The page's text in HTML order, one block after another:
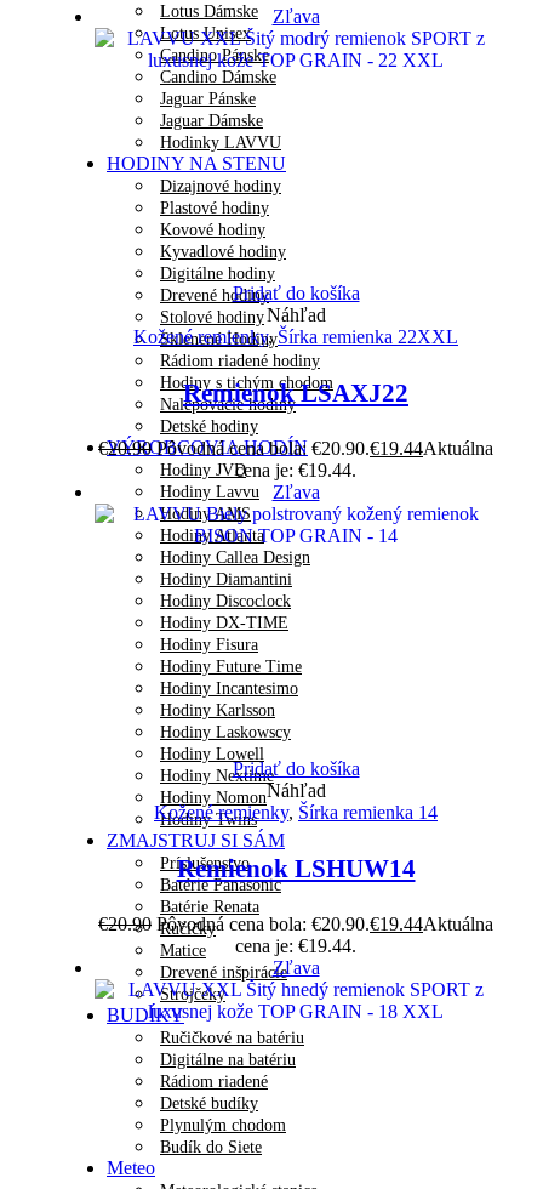
Lotus Dámske
Lotus Unisex
Candino Pánske
Candino Dámske
Jaguar Pánske
Jaguar Dámske
Hodinky LAVVU
HODINY NA STENU
Dizajnové hodiny
Plastové hodiny
Kovové hodiny
Kyvadlové hodiny
Digitálne hodiny
Drevené hodiny
Stolové hodiny
Sklenené Hodiny
Rádiom riadené hodiny
Hodiny s tichým chodom
Nalepovacie hodiny
Detské hodiny
VÝROBCOVIA HODÍN
Hodiny JVD
Hodiny Lavvu
Hodiny AMS
Hodiny Atlanta
Hodiny Callea Design
Hodiny Diamantini
Hodiny Discoclock
Hodiny DX-TIME
Hodiny Fisura
Hodiny Future Time
Hodiny Incantesimo
Hodiny Karlsson
Hodiny Laskowscy
Hodiny Lowell
Hodiny Nextime
Hodiny Nomon
Hodiny Twins
ZMAJSTRUJ SI SÁM
Príslušenstvo
Batérie Panasonic
Batérie Renata
Ručičky
Matice
Drevené inšpirácie
Strojčeky
BUDÍKY
Ručičkové na batériu
Digitálne na batériu
Rádiom riadené
Detské budíky
Plynulým chodom
Budík do Siete
Meteo
Zľava
Pridať do košíka
Náhľad
Kožené remienky,Šírka remienka 22XXL
Remienok LSAXJ22
€20.90 Pôvodná cena bola: €20.90.€19.44Aktuálna
cena je: €19.44.
Zľava
Pridať do košíka
Náhľad
Kožené remienky, Šírka remienka 14
Remienok LSHUW14
€20.90 Pôvodná cena bola: €20.90.€19.44Aktuálna
cena je: €19.44.
Zľava